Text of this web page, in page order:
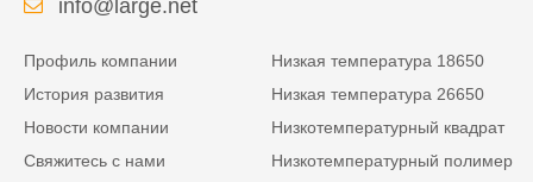
info@large.net
Профиль компании
История развития
Новости компании
Свяжитесь с нами
Низкая температура 18650
Низкая температура 26650
Низкотемпературный квадрат
Низкотемпературный полимер